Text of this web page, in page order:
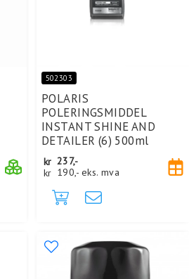
502303
POLARIS
POLERINGSMIDDEL
INSTANT SHINE AND
DETAILER (6) 500ml
kr 237,-
kr 190,- eks. mva